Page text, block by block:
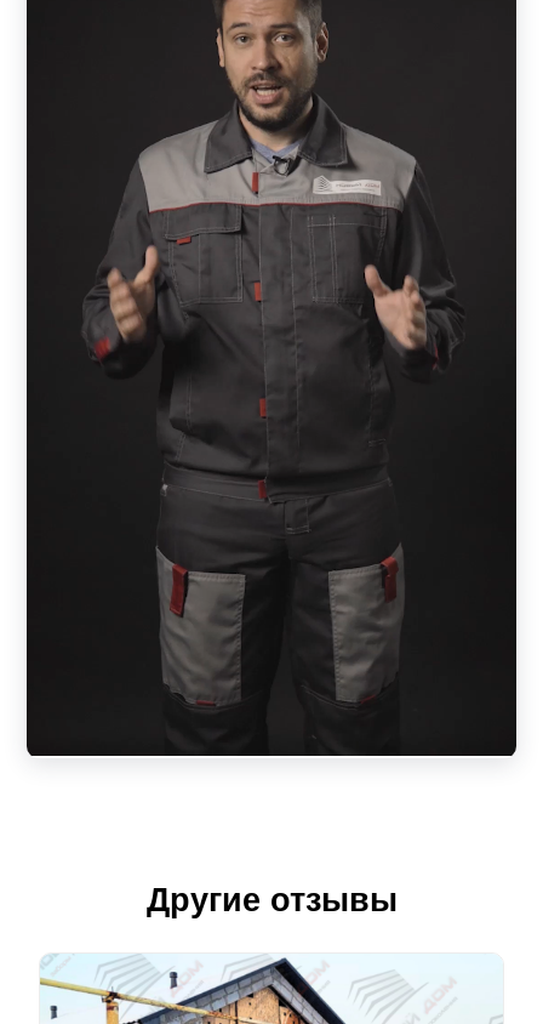
Другие отзывы